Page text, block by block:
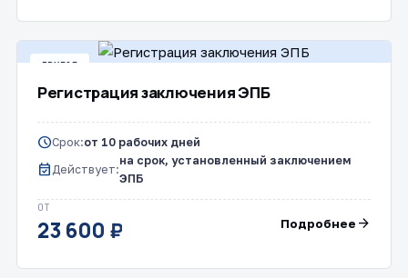
ДРУГОЕ
Регистрация заключения ЭПБ
scheduleСрок:от 10 рабочих дней
event_availableДействует:
на срок, установленный заключением
ЭПБ
ОТ
23 600 ₽ Подробнее arrow_forward